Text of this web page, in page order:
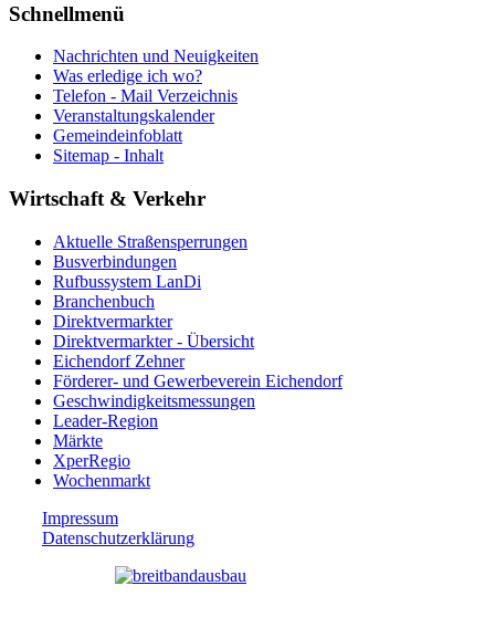
Schnellmenü
Nachrichten und Neuigkeiten
Was erledige ich wo?
Telefon - Mail Verzeichnis
Veranstaltungskalender
Gemeindeinfoblatt
Sitemap - Inhalt
Wirtschaft & Verkehr
Aktuelle Straßensperrungen
Busverbindungen
Rufbussystem LanDi
Branchenbuch
Direktvermarkter
Direktvermarkter - Übersicht
Eichendorf Zehner
Förderer- und Gewerbeverein Eichendorf
Geschwindigkeitsmessungen
Leader-Region
Märkte
XperRegio
Wochenmarkt
Impressum
Datenschutzerklärung